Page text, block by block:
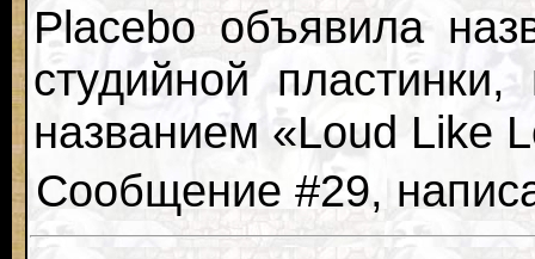
Placebo объявила
студийной
названием «Loud Like
Сообщение #29,